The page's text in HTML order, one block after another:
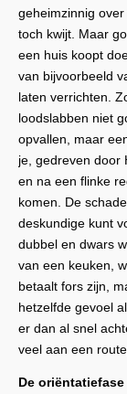
geheimzinnig
toch kwijt. Maar
een huis koopt
van bijvoorbeeld
laten verrichten.
loodslabben niet
opvallen, maar
je, gedreven door
en na een flinke
komen. De
deskundige kunt
dubbel en dwars
van een keuken,
betaalt fors zijn,
hetzelfde gevoel
er dan al snel
veel aan een
De oriëntatiefase